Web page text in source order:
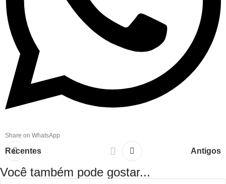
Share on WhatsApp
Recentes Antigos
Você também pode gostar...